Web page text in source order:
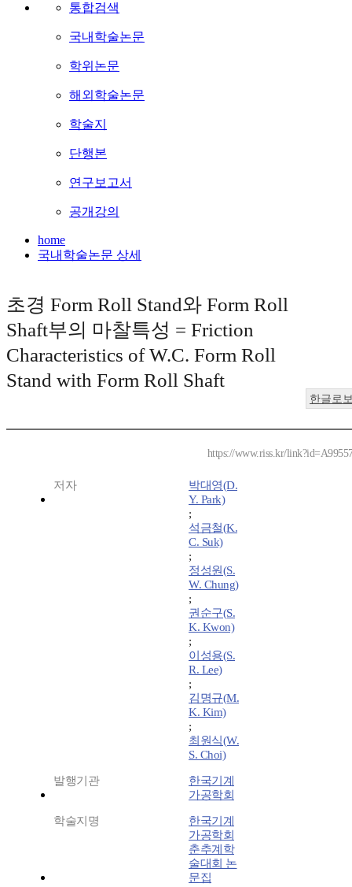
통합검색
국내학술논문
학위논문
해외학술논문
학술지
단행본
연구보고서
공개강의
home
국내학술논문 상세
초경 Form Roll Stand와 Form Roll
Shaft부의 마찰특성 = Friction
Characteristics of W.C. Form Roll
Stand with Form Roll Shaft
한글로
https://www.riss.kr/
저자
박대영(D.
Y. Park)
;
석금철(K.
C. Suk)
;
정성원(S.
W. Chung)
;
권순구(S.
K. Kwon)
;
이성용(S.
R. Lee)
;
김명규(M.
K. Kim)
;
최원식(W.
S. Choi)
발행기관
한국기계
가공학회
학술지명
한국기계
가공학회
춘추계학
술대회 논
문집